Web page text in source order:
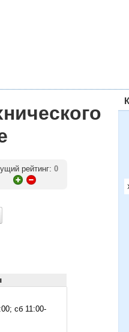
рейтинг: 0
сб 11:00-